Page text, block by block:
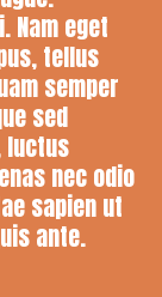
Nam eget
tellus
semper
sed
luctus
nec odio
sapien ut
ante.